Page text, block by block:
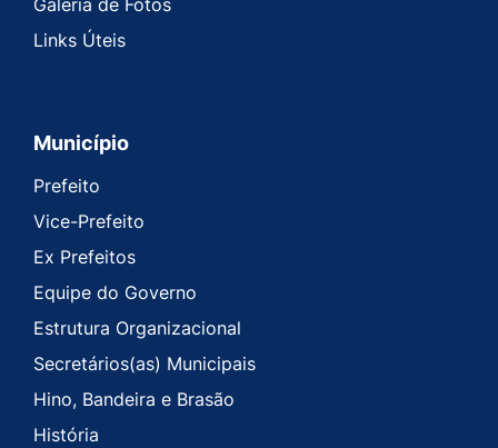
Galeria de Fotos
Links Úteis
Município
Prefeito
Vice-Prefeito
Ex Prefeitos
Equipe do Governo
Estrutura Organizacional
Secretários(as) Municipais
Hino, Bandeira e Brasão
História